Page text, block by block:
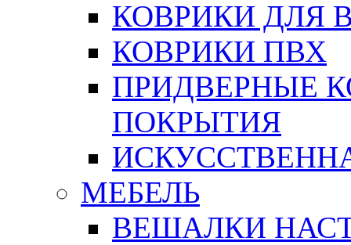
КОВРИКИ ДЛЯ
КОВРИКИ ПВХ
ПРИДВЕРНЫЕ
ПОКРЫТИЯ
МЕБЕЛЬ
ВЕШАЛКИ